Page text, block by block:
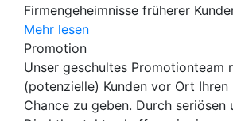
Firmengeheimnisse früherer
Mehr lesen
Promotion
Unser geschultes Promotionteam
(potenzielle) Kunden vor Ort Ihren
Chance zu geben. Durch seriösen